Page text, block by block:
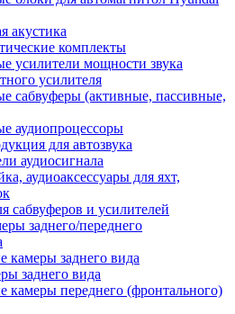
акустика
комплекты
усилители мощности звука
усилителя
сабвуферы (активные, пассивные,
аудиопроцессоры
для автозвука
аудиосигнала
аудиоаксессуары для яхт,
сабвуферов и усилителей
заднего/переднего
камеры заднего вида
заднего вида
камеры переднего (фронтального)